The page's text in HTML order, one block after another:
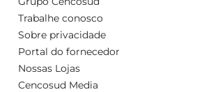
Trabalhe conosco
Sobre privacidade
Portal do fornecedor
Nossas Lojas
Cencosud Media